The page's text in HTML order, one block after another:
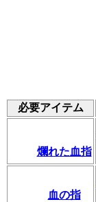
必要アイテム
爛れた血指
血の指